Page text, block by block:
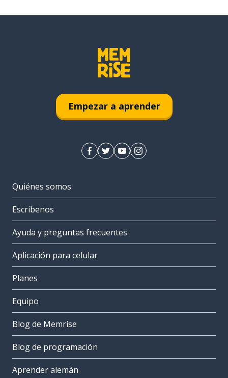
Empezar a aprender
Quiénes somos
Escríbenos
Ayuda y preguntas frecuentes
Aplicación para celular
Planes
Equipo
Blog de Memrise
Blog de programación
Aprender alemán